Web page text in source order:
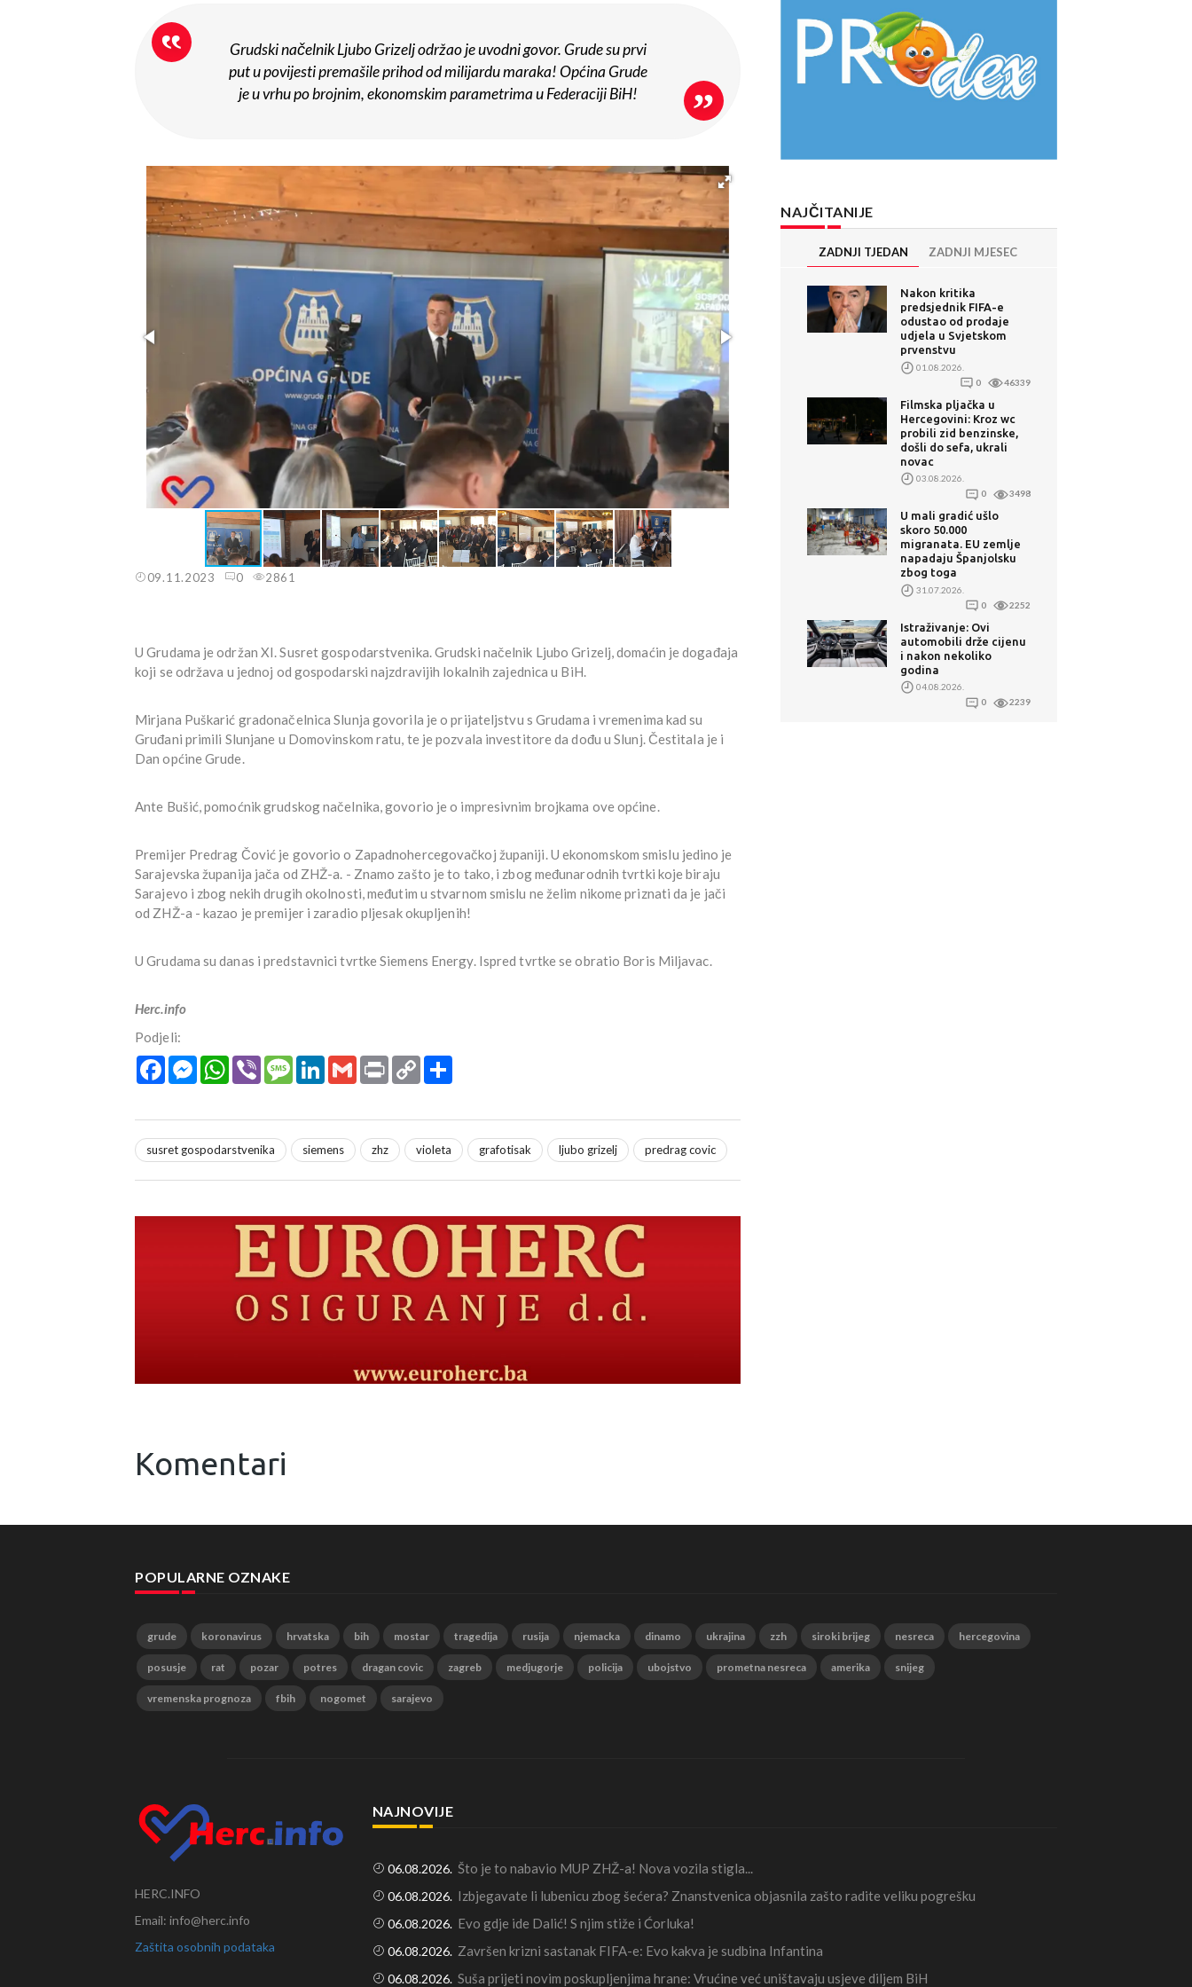
Grudski načelnik Ljubo Grizelj održao je uvodni govor. Grude su prvi
put u povijesti premašile prihod od milijardu maraka! Općina Grude
je u vrhu po brojnim, ekonomskim parametrima u Federaciji BiH!
09.11.2023 0 2861
U Grudama je održan XI. Susret gospodarstvenika. Grudski načelnik Ljubo Grizelj, domaćin je događaja
koji se održava u jednoj od gospodarski najzdravijih lokalnih zajednica u BiH.
Mirjana Puškarić gradonačelnica Slunja govorila je o prijateljstvu s Grudama i vremenima kad su
Gruđani primili Slunjane u Domovinskom ratu, te je pozvala investitore da dođu u Slunj. Čestitala je i
Dan općine Grude.
Ante Bušić, pomoćnik grudskog načelnika, govorio je o impresivnim brojkama ove općine.
Premijer Predrag Čović je govorio o Zapadnohercegovačkoj županiji. U ekonomskom smislu jedino je
Sarajevska županija jača od ZHŽ-a. - Znamo zašto je to tako, i zbog međunarodnih tvrtki koje biraju
Sarajevo i zbog nekih drugih okolnosti, međutim u stvarnom smislu ne želim nikome priznati da je jači
od ZHŽ-a - kazao je premijer i zaradio pljesak okupljenih!
U Grudama su danas i predstavnici tvrtke Siemens Energy. Ispred tvrtke se obratio Boris Miljavac.
Herc.info
Podjeli:
FacebookMessengerWhatsApp
Viber MessageLinkedInGmail Print Copy
Link
susret gospodarstvenika siemens zhz violeta grafotisak ljubo grizelj predrag covic
Komentari
NAJČITANIJE
ZADNJI TJEDAN ZADNJI MJESEC
Nakon kritika
predsjednik FIFA-e
odustao od prodaje
udjela u Svjetskom
prvenstvu
01.08.2026.
0
46339
Filmska pljačka u
Hercegovini: Kroz wc
probili zid benzinske,
došli do sefa, ukrali
novac
03.08.2026.
0
3498
U mali gradić ušlo
skoro 50.000
migranata. EU zemlje
napadaju Španjolsku
zbog toga
31.07.2026.
0
2252
Istraživanje: Ovi
automobili drže cijenu
i nakon nekoliko
godina
04.08.2026.
0
2239
POPULARNE OZNAKE
grude koronavirus hrvatska bih mostar tragedija rusija njemacka dinamo ukrajina zzh siroki brijeg nesreca hercegovina
posusje rat pozar potres dragan covic zagreb medjugorje policija ubojstvo prometna nesreca amerika snijeg
vremenska prognoza fbih nogomet sarajevo
HERC.INFO
Email: info@herc.info
Zaštita osobnih podataka
NAJNOVIJE
06.08.2026. Što je to nabavio MUP ZHŽ-a! Nova vozila stigla...
06.08.2026. Izbjegavate li lubenicu zbog šećera? Znanstvenica objasnila zašto radite veliku pogrešku
06.08.2026. Evo gdje ide Dalić! S njim stiže i Ćorluka!
06.08.2026. Završen krizni sastanak FIFA-e: Evo kakva je sudbina Infantina
06.08.2026. Suša prijeti novim poskupljenjima hrane: Vrućine već uništavaju usjeve diljem BiH